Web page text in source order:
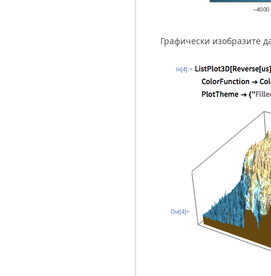
Графически изобразите
In[4]:=
Out[4]=